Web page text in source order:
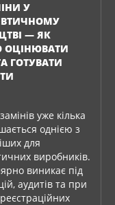
У
— ЯК
ОЦІНЮВАТИ
ГОТУВАТИ
уже кілька
однією з
для
виробників.
виникає під
аудитів та при